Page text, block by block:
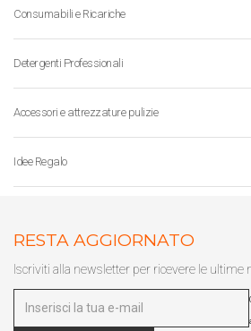
Consumabili e Ricariche
Detergenti Professionali
Accessori e attrezzature pulizie
Idee Regalo
RESTA AGGIORNATO
Iscriviti alla newsletter per ricevere le ultime